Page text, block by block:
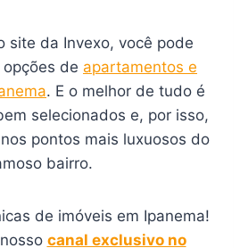
site da Invexo, você pode
de apartamentos e
. E o melhor de tudo é
selecionados e, por isso,
pontos mais luxuosos do
bairro.
de imóveis em Ipanema!
canal exclusivo no